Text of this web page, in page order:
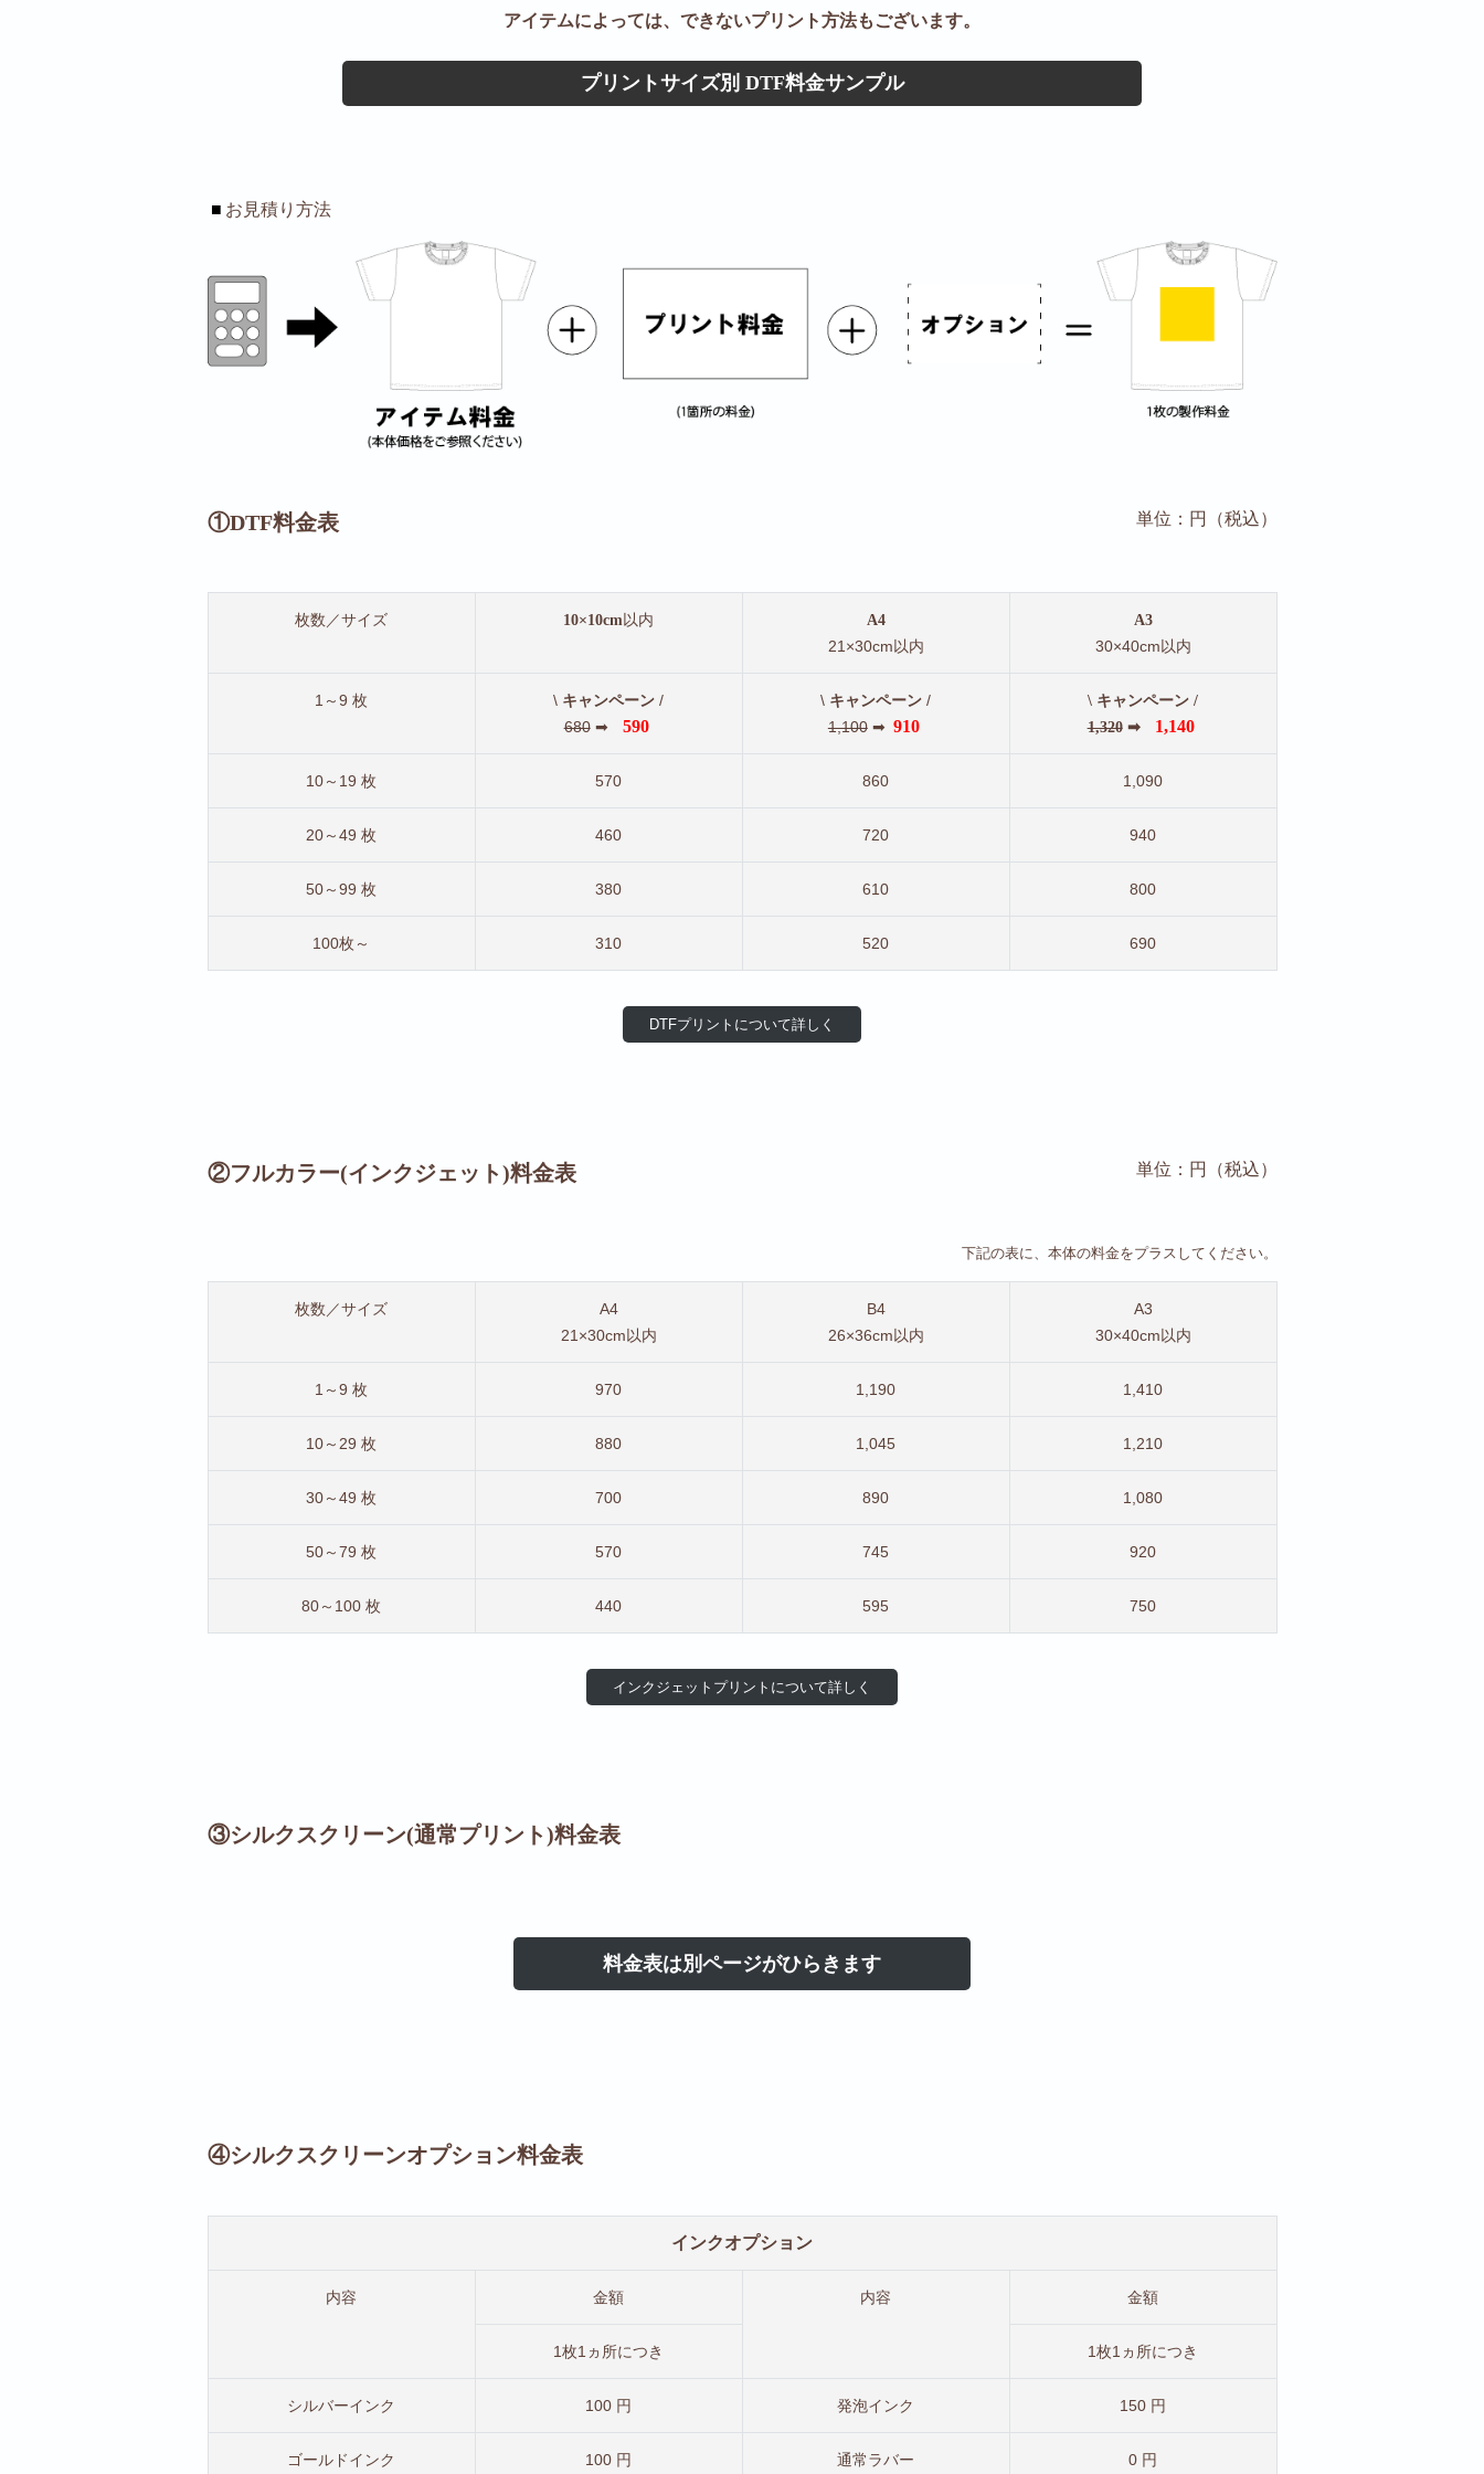
アイテムによっては、できないプリント方法もございます。
プリントサイズ別 DTF料金サンプル
■ お見積り方法
①DTF料金表 単位：円（税込）
枚数／サイズ 10×10cm 以内 A4
21×30cm以内
A3
30×40cm以内
1～9 枚 \ キャンペーン /
680➡ 590
\ キャンペーン /
1,100➡ 910
\ キャンペーン /
1,320➡ 1,140
10～19 枚 570 860 1,090
20～49 枚 460 720 940
50～99 枚 380 610 800
100枚～ 310 520 690
DTFプリントについて詳しく
②フルカラー(インクジェット)料金表 単位：円（税込）
下記の表に、本体の料金をプラスしてください。
枚数／サイズ
A4
21×30cm以内
B4
26×36cm以内
A3
30×40cm以内
1～9 枚 970 1,190 1,410
10～29 枚 880 1,045 1,210
30～49 枚 700 890 1,080
50～79 枚 570 745 920
80～100 枚 440 595 750
インクジェットプリントについて詳しく
③シルクスクリーン(通常プリント)料金表
料金表は別ページがひらきます
④シルクスクリーンオプション料金表
インクオプション
内容 金額 内容 金額
1枚1ヵ所につき 1枚1ヵ所につき
シルバーインク 100 円 発泡インク 150 円
ゴールドインク 100 円 通常ラバー 0 円